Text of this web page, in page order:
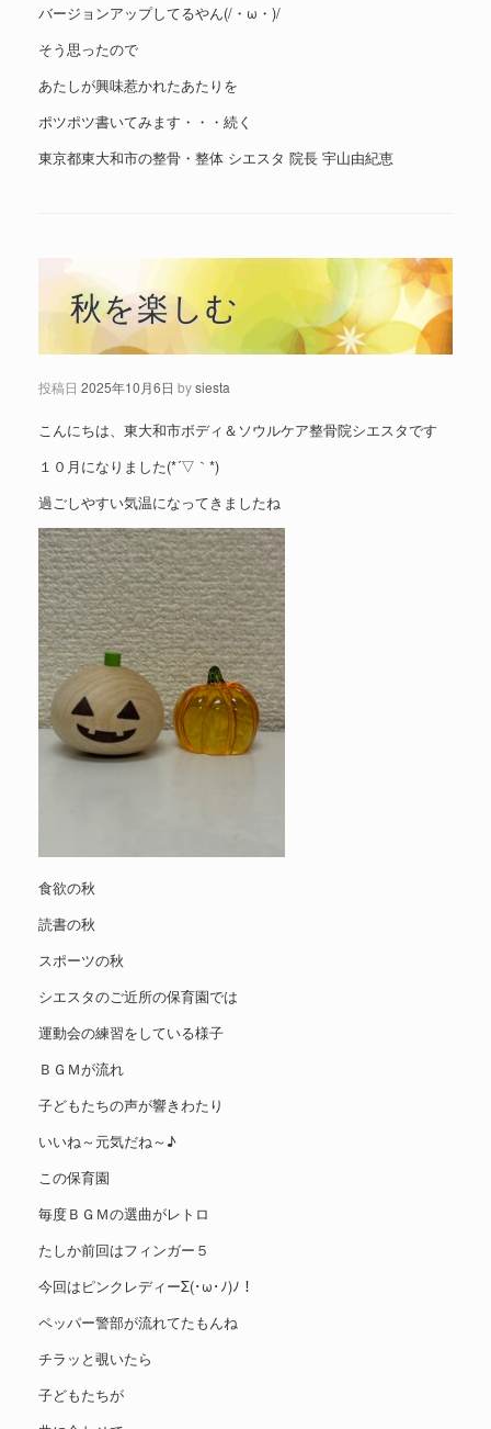
バージョンアップしてるやん(/・ω・)/
そう思ったので
あたしが興味惹かれたあたりを
ポツポツ書いてみます・・・続く
東京都東大和市の整骨・整体 シエスタ 院長 宇山由紀恵
秋を楽しむ
投稿日 2025年10月6日 bysiesta
こんにちは、東大和市ボディ＆ソウルケア整骨院シエスタです
１０月になりました(*´▽｀*)
過ごしやすい気温になってきましたね
食欲の秋
読書の秋
スポーツの秋
シエスタのご近所の保育園では
運動会の練習をしている様子
ＢＧＭが流れ
子どもたちの声が響きわたり
いいね～元気だね～♪
この保育園
毎度ＢＧＭの選曲がレトロ
たしか前回はフィンガー５
今回はピンクレディーΣ(･ω･ﾉ)ﾉ！
ペッパー警部が流れてたもんね
チラッと覗いたら
子どもたちが